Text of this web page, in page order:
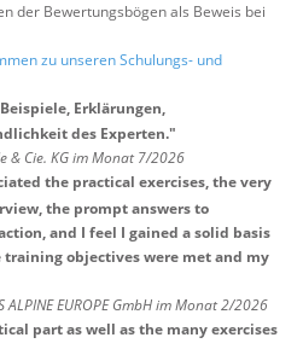
der Bewertungsbögen als Beweis bei
zu unseren Schulungs- und
Erklärungen,
des Experten."
& Cie. KG im Monat 7/2026
the practical exercises, the very
the prompt answers to
and I feel I gained a solid basis
objectives were met and my
EUROPE GmbH im Monat 2/2026
part as well as the many exercises